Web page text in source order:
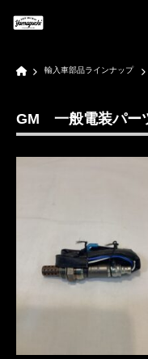
Home
輸入車部品ラインナップ
GM 一般電装パー